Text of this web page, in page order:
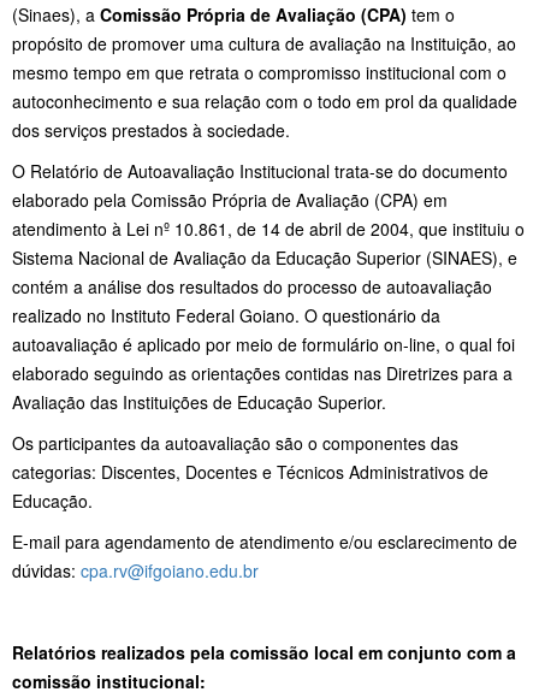
(Sinaes), a Comissão Própria de Avaliação (CPA) tem o
propósito de promover uma cultura de avaliação na Instituição, ao
mesmo tempo em que retrata o compromisso institucional com o
autoconhecimento e sua relação com o todo em prol da qualidade
dos serviços prestados à sociedade.
O Relatório de Autoavaliação Institucional trata-se do documento
elaborado pela Comissão Própria de Avaliação (CPA) em
atendimento à Lei nº 10.861, de 14 de abril de 2004, que instituiu o
Sistema Nacional de Avaliação da Educação Superior (SINAES), e
contém a análise dos resultados do processo de autoavaliação
realizado no Instituto Federal Goiano. O questionário da
autoavaliação é aplicado por meio de formulário on-line, o qual foi
elaborado seguindo as orientações contidas nas Diretrizes para a
Avaliação das Instituições de Educação Superior.
Os participantes da autoavaliação são o componentes das
categorias: Discentes, Docentes e Técnicos Administrativos de
Educação.
E-mail para agendamento de atendimento e/ou esclarecimento de
dúvidas: cpa.rv@ifgoiano.edu.br
Relatórios realizados pela comissão local em conjunto com a
comissão institucional: